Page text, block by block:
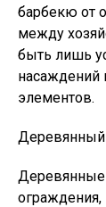
барбекю от
между
быть лишь
насаждений
элементов.
Деревянный
Деревянные